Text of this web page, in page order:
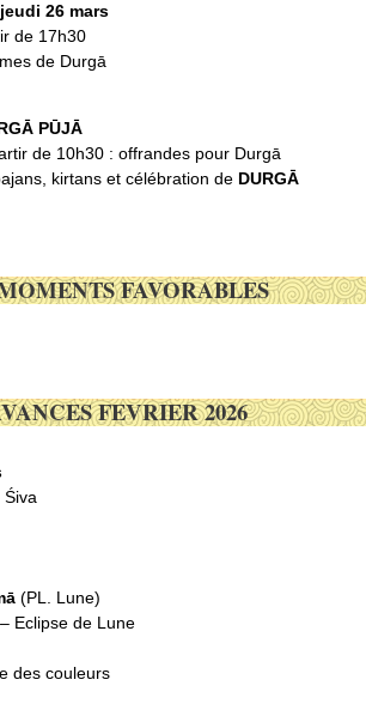
26 mars
de 17h30
de Durgā
PŪJᾹ
de 10h30 : offrandes pour Durgā
kirtans et célébration de DURGᾹ
FAVORABLES
FEVRIER 2026
Śiva
(PL. Lune)
– Eclipse de Lune
des couleurs